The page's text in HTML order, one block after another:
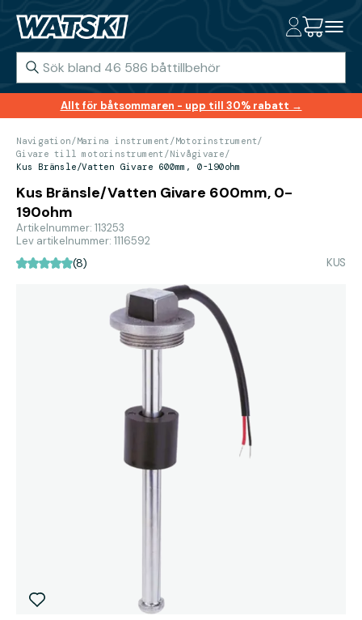
Allt för båtsommaren - upp till 30% rabatt →
Navigation/Marina instrument /Motorinstrument/
Givare till motorinstrument /Nivågivare/
Kus Bränsle/Vatten Givare 600mm, 0-190ohm
Kus Bränsle/Vatten Givare 600mm, 0-
190ohm
Artikelnummer: 113253
Lev artikelnummer: 1116592
(8) KUS